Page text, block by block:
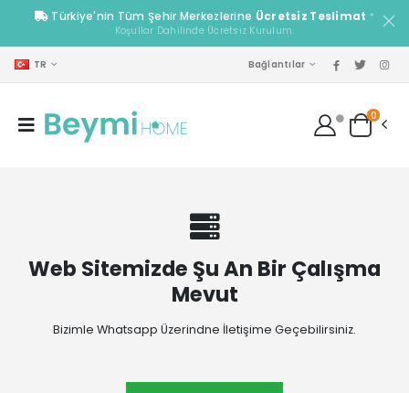
Türkiye'nin Tüm Şehir Merkezlerine Ücretsiz Teslimat *
Koşullar Dahilinde Ücretsiz Kurulum.
TR Bağlantılar
0
Web Sitemizde Şu An Bir Çalışma
Mevut
Bizimle Whatsapp Üzerindne İletişime Geçebilirsiniz.